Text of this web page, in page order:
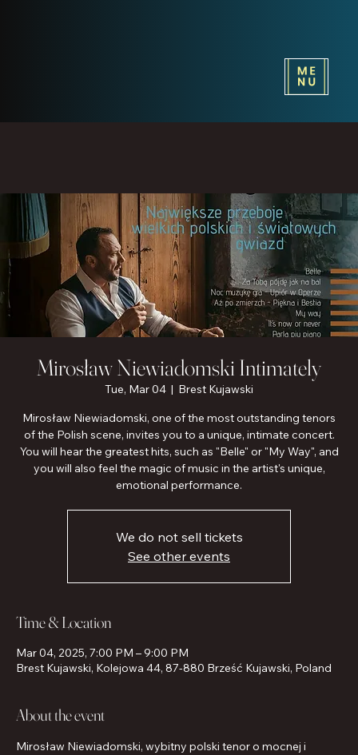
Mirosław Niewiadomski Intimately
Tue, Mar 04
  |
Brest Kujawski
Mirosław Niewiadomski, one of the most outstanding tenors
of the Polish scene, invites you to a unique, intimate concert.
You will hear the greatest hits, such as "Belle" or "My Way", and
you will also feel the magic of music in the artist's unique,
emotional performance.
We do not sell tickets
See other events
Time & Location
Mar 04, 2025, 7:00 PM – 9:00 PM
Brest Kujawski, Kolejowa 44, 87-880 Brześć Kujawski, Poland
About the event
Mirosław Niewiadomski, wybitny polski tenor o mocnej i